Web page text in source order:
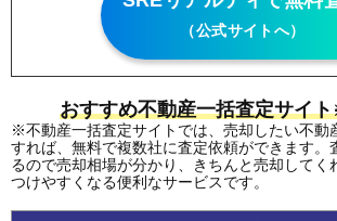
（公式サイトへ）
おすすめ不動産一括査定サイト
※不動産一括査定サイトでは、売却したい不動
すれば、無料で複数社に査定依頼ができます。
るので売却相場が分かり、きちんと売却してく
つけやすくなる便利なサービスです。